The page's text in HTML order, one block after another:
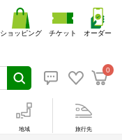
0
ショッピング チケット オーダー
地域 旅行先